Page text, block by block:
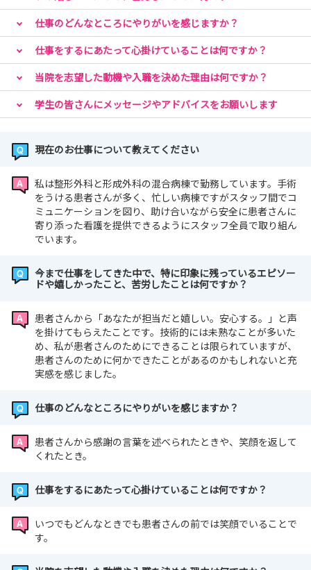
仕事のどんなところにやりがいを感じますか？
仕事をするにあたって心掛けていることは何ですか？
当院を志望した動機や入職を決めた理由は何ですか？
学生の皆さんにメッセージやアドバイスをお願いします
現在のお仕事について教えてください
私は整形外科と形成外科の混合病棟で勤務しています。手術
をうける患者さんが多く、忙しい病棟ですがスタッフ間でコ
ミュニケーションを図り、助け合いながら安全に患者さんに
寄り添った看護を提供できるようにスタッフ全員で取り組ん
でいます。
今まで仕事をしてきた中で、特に印象に残っているエピソー
ドや嬉しかったこと、苦労したことは何ですか？
患者さんから「あなたが担当だと嬉しい。安心する。」と声
を掛けてもらえたことです。技術的には未熟なことが多いた
め、私が患者さんのためにできることは限られていますが、
患者さんのために何かできたことがあるのかもしれないと充
実感を感じました。
仕事のどんなところにやりがいを感じますか？
患者さんから感謝の言葉を述べられたときや、笑顔を返して
くれたとき。
仕事をするにあたって心掛けていることは何ですか？
いつでもどんなときでも患者さんの前では笑顔でいることで
す。